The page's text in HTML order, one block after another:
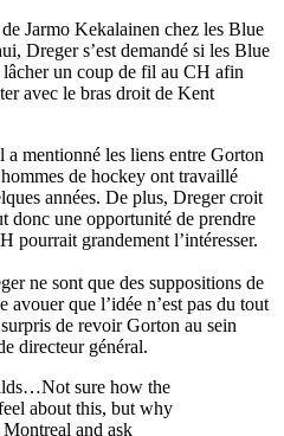
Jarmo Kekalainen chez les Blue
Dreger s’est demandé si les Blue
lâcher un coup de fil au CH afin
avec le bras droit de Kent
mentionné les liens entre Gorton
de hockey ont travaillé
années. De plus, Dreger croit
donc une opportunité de prendre
pourrait grandement l’intéresser.
ne sont que des suppositions de
avouer que l’idée n’est pas du tout
de revoir Gorton au sein
directeur général.
sure how the
about this, but why
and ask